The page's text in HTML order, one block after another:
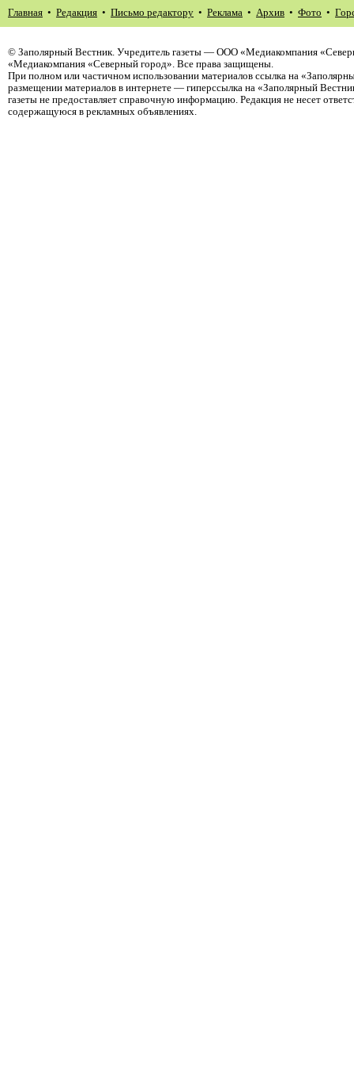
Главная • Редакция • Письмо редактору • Реклама • Архив • Фото •
© Заполярный Вестник. Учредитель газеты — ООО «Медиакомпания
«Медиакомпания «Северный город». Все права защищены.
При полном или частичном использовании материалов ссылка на
размещении материалов в интернете — гиперссылка на «Заполярный
газеты не предоставляет справочную информацию. Редакция не несет
содержащуюся в рекламных объявлениях.